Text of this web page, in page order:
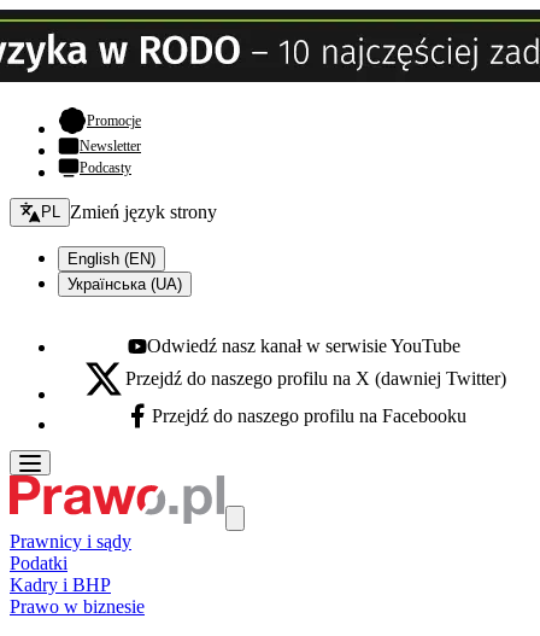
Promocje- otwiera się w nowej karcie
Newsletter
Podcasty
Zmień język - bieżący:
PL Zmień język strony
English (EN)
Українська (UA)
Youtube - otwiera się w nowej karcie
Odwiedź nasz kanał w serwisie YouTube
X - otwiera się w nowej karcie
Przejdź do naszego profilu na X (dawniej Twitter)
Facebook - otwiera się w nowej karcie
Przejdź do naszego profilu na Facebooku
Prawnicy i sądy
Podatki
Kadry i BHP
Prawo w biznesie